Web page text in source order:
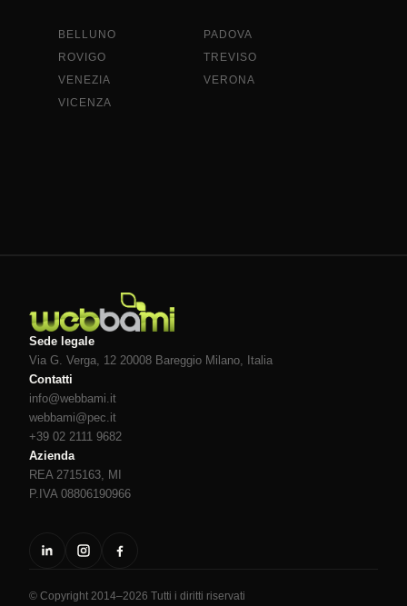
BELLUNO
PADOVA
ROVIGO
TREVISO
VENEZIA
VERONA
VICENZA
Sede legale
Via G. Verga, 12 20008 Bareggio Milano, Italia
Contatti
info@webbami.it
webbami@pec.it
+39 02 2111 9682
Azienda
REA 2715163, MI
P.IVA 08806190966
© Copyright 2014–2026 Tutti i diritti riservati